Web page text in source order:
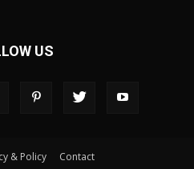
US
& Policy Contact